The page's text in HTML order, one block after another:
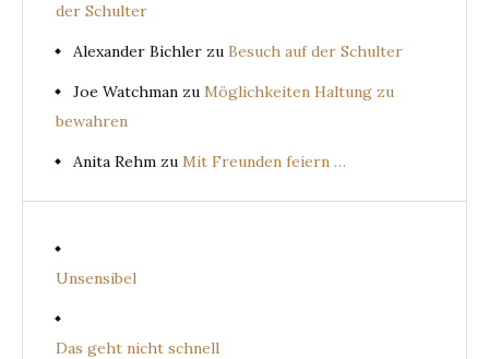
der Schulter
Alexander Bichler zu Besuch auf der Schulter
Joe Watchman zu Möglichkeiten Haltung zu
bewahren
Anita Rehm zu Mit Freunden feiern …
Unsensibel
Das geht nicht schnell